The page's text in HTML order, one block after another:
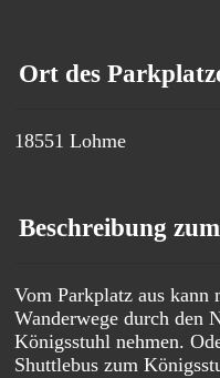
Ort des
18551 Lohme
Beschreibung
Vom Parkplatz aus kann
Wanderwege durch den
Königsstuhl nehmen.
Shuttlebus zum